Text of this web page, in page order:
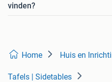
vinden?
Home Huis en
Tafels | Sidetables